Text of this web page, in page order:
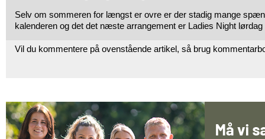
Selv om sommeren for længst er ovre er der stadig mange
kalenderen og det det næste arrangement er Ladies Night lørdag
Vil du kommentere på ovenstående artikel, så brug